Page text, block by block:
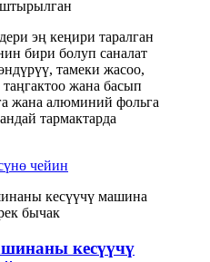
эң кеңири таралган
бири болуп саналат
тамеки жасоо,
жана басып
жана алюминий фольга
тармактарда
чейин
кесүүчү